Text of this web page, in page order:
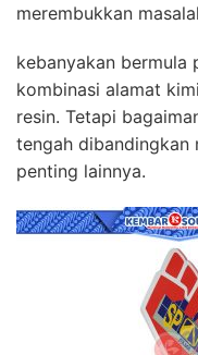
merembukkan
kebanyakan bermula
kombinasi alamat
resin. Tetapi
tengah dibandingkan
penting lainnya.